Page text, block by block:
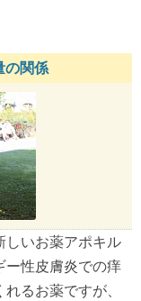
の関係
しいお薬アポキル
ー性皮膚炎での痒
るお薬ですが、